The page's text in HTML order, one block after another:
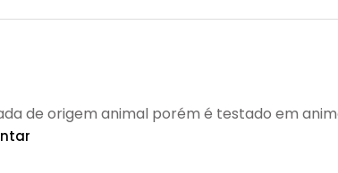
de origem animal porém é testado em